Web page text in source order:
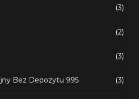
(3)
(2)
(3)
Bez Depozytu 995 (3)